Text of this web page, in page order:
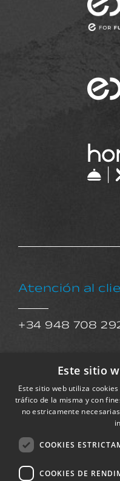
Atención al
+34 948 708
Atención al
+34 91 833 98
Servicio
Este sitio
Este sitio web utiliza
tráfico de la misma y con
no estricamente
COOKIES
COOKIES DE